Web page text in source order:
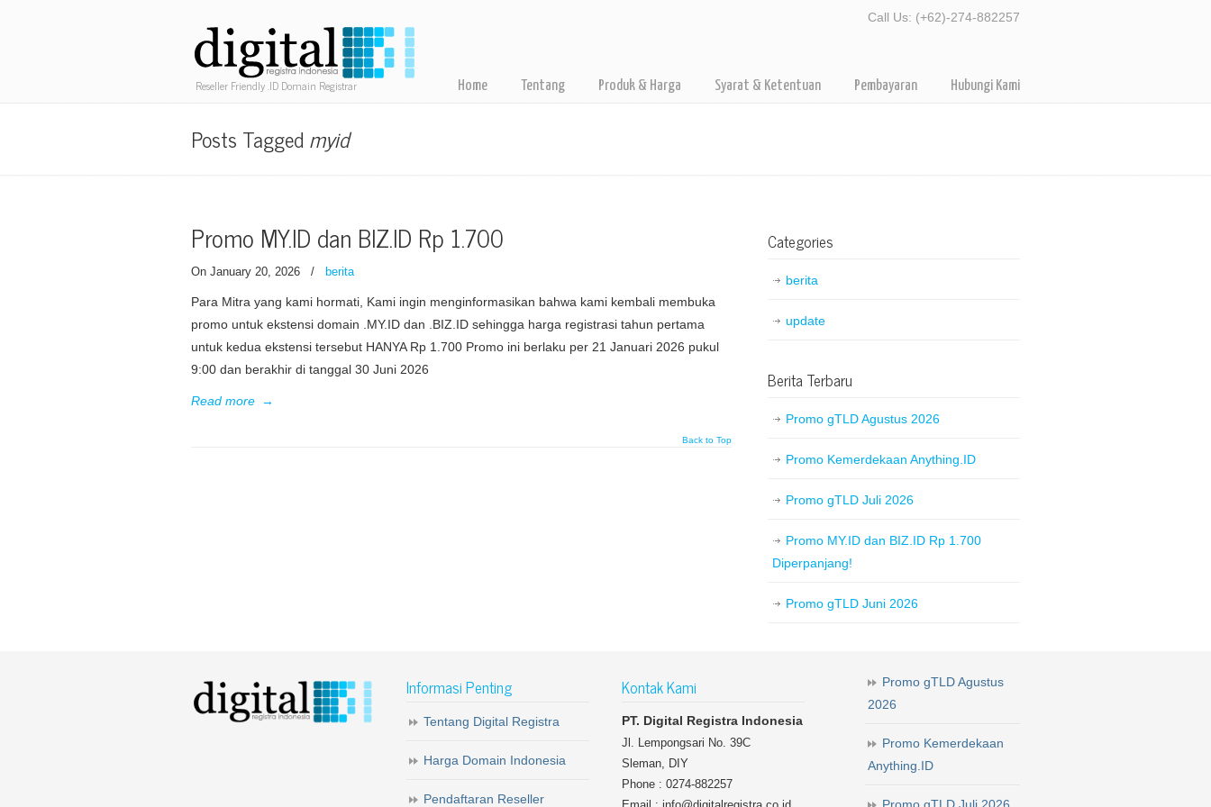
Reseller Friendly .ID Domain Registrar
Call Us: (+62)-274-882257
Home Tentang Produk & Harga Syarat & Ketentuan Pembayaran Hubungi Kami
Posts Taggedmyid
Promo MY.ID dan BIZ.ID Rp 1.700
On January 20, 2026 / berita
Para Mitra yang kami hormati, Kami ingin menginformasikan bahwa kami kembali membuka
promo untuk ekstensi domain .MY.ID dan .BIZ.ID sehingga harga registrasi tahun pertama
untuk kedua ekstensi tersebut HANYA Rp 1.700 Promo ini berlaku per 21 Januari 2026 pukul
9:00 dan berakhir di tanggal 30 Juni 2026
Read more →
Back to Top
Categories
berita
update
Berita Terbaru
Promo gTLD Agustus 2026
Promo Kemerdekaan Anything.ID
Promo gTLD Juli 2026
Promo MY.ID dan BIZ.ID Rp 1.700
Diperpanjang!
Promo gTLD Juni 2026
Informasi Penting
Tentang Digital Registra
Harga Domain Indonesia
Pendaftaran Reseller
Kontak Kami
PT. Digital Registra Indonesia
Jl. Lempongsari No. 39C
Sleman, DIY
Phone : 0274-882257
Promo gTLD Agustus
2026
Promo Kemerdekaan
Anything.ID